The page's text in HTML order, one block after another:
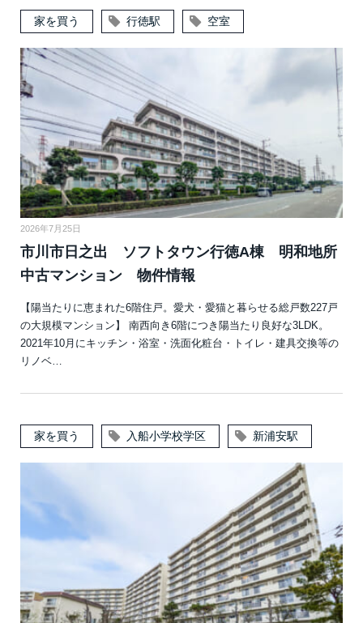
家を買う 行徳駅 空室
2026年7月25日
市川市日之出 ソフトタウン行徳A棟 明和地所
中古マンション 物件情報
【陽当たりに恵まれた6階住戸。愛犬・愛猫と暮らせる総戸数227戸
の大規模マンション】 南西向き6階につき陽当たり良好な3LDK。
2021年10月にキッチン・浴室・洗面化粧台・トイレ・建具交換等の
リノベ…
家を買う 入船小学校学区 新浦安駅